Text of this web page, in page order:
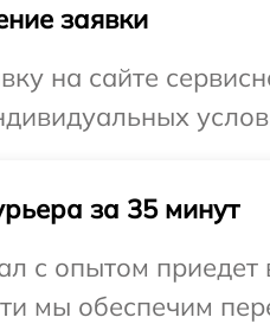
заявки
на сайте
за 35 минут
с опытом приедет
мы обеспечим